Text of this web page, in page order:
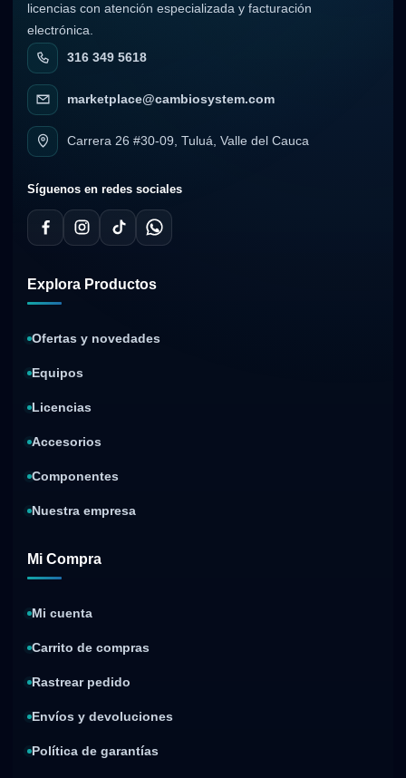
licencias con atención especializada y facturación
electrónica.
316 349 5618
marketplace@cambiosystem.com
Carrera 26 #30-09, Tuluá, Valle del Cauca
Síguenos en redes sociales
Explora Productos
Ofertas y novedades
Equipos
Licencias
Accesorios
Componentes
Nuestra empresa
Mi Compra
Mi cuenta
Carrito de compras
Rastrear pedido
Envíos y devoluciones
Política de garantías